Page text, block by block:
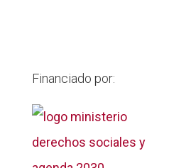
Financiado por: